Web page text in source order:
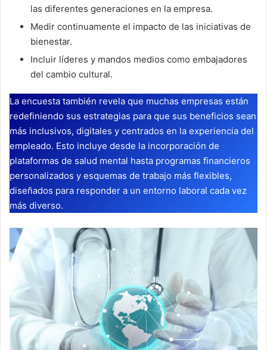
las diferentes generaciones en la empresa.
Medir continuamente el impacto de las iniciativas de
bienestar.
Incluir líderes y mandos medios como embajadores
del cambio cultural.
La encuesta también revela que muchas empresas están
redefiniendo sus estrategias para que sus beneficios sean
más inclusivos, digitales y centrados en la experiencia del
empleado. Esto incluye desde la incorporación de
plataformas de salud mental hasta programas financieros
personalizados y esquemas de trabajo más flexibles,
diseñados para responder a un entorno laboral cada vez
más diverso.